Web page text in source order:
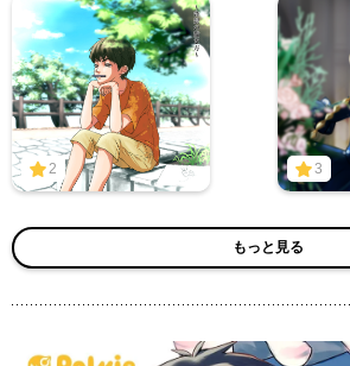
2 3
もっと見る